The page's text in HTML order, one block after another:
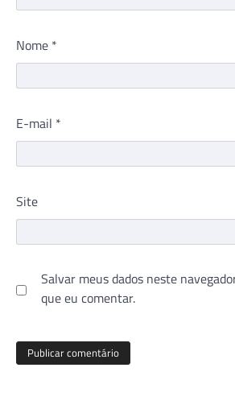
Nome *
E-mail *
Site
Salvar meus dados neste
que eu comentar.